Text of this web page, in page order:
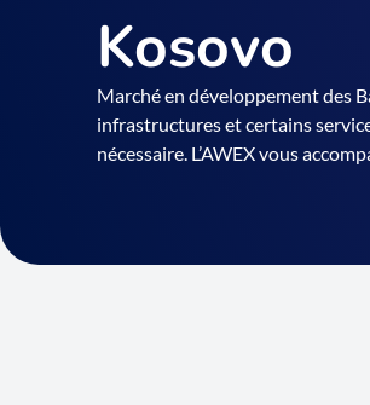
Kosovo
Marché en développement des
infrastructures et certains
nécessaire. L’AWEX vous